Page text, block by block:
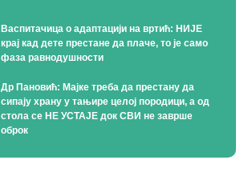
Васпитачица о адаптацији на вртић: НИЈЕ
крај кад дете престане да плаче, то је само
фаза равнодушности
Др Пановић: Мајке треба да престану да
сипају храну у тањире целој породици, а од
стола се НЕ УСТАЈЕ док СВИ не заврше
оброк